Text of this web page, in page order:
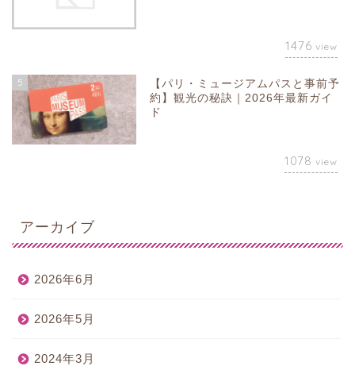
1476 view
5
【パリ・ミュージアムパスと事前予
約】観光の秘訣｜2026年最新ガイ
ド
1078 view
アーカイブ
2026年6月
2026年5月
2024年3月